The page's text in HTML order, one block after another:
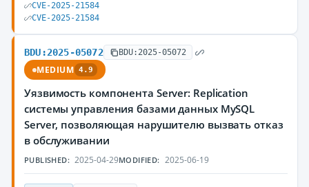
CVE-2025-21584
CVE-2025-21584
BDU:2025-05072 BDU:2025-05072
MEDIUM 4.9
Уязвимость компонента Server: Replication
системы управления базами данных MySQL
Server, позволяющая нарушителю вызвать отказ
в обслуживании
PUBLISHED: 2025-04-29MODIFIED: 2025-06-19